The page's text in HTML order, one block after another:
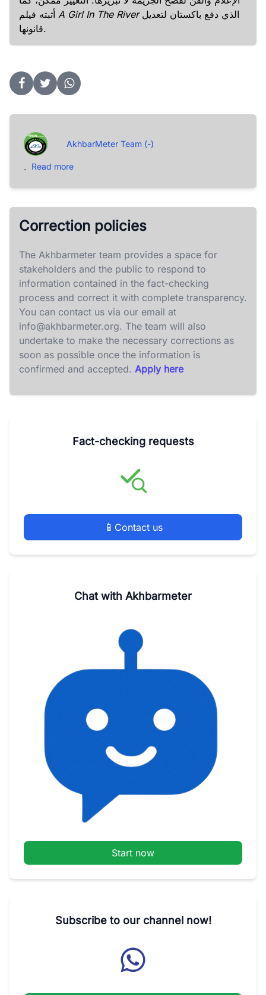
A Girl In The Riverالذي دفع باكستان لتعديل
قانونها.
AkhbarMeter Team (-)
. Read more
Correction policies
The Akhbarmeter team provides a space for
stakeholders and the public to respond to
information contained in the fact-checking
process and correct it with complete transparency.
You can contact us via our email at
info@akhbarmeter.org. The team will also
undertake to make the necessary corrections as
soon as possible once the information is
confirmed and accepted. Apply here
Fact-checking requests
📱 Contact us
Chat with Akhbarmeter
Start now
Subscribe to our channel now!